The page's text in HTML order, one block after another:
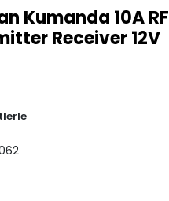
Kumanda 10A RF
Receiver 12V